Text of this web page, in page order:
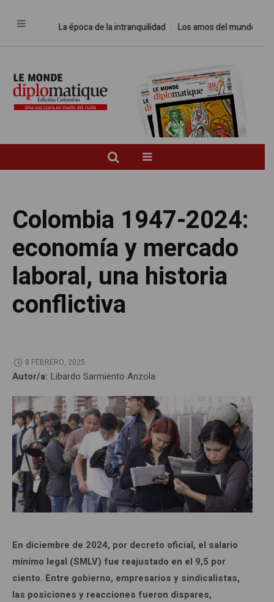
La época de la intranquilidad Los amos del mundo
Colombia 1947-2024:
economía y mercado
laboral, una historia
conflictiva
8 FEBRERO, 2025
Autor/a: Libardo Sarmiento Anzola
En diciembre de 2024, por decreto oficial, el salario
mínimo legal (SMLV) fue reajustado en el 9,5 por
ciento. Entre gobierno, empresarios y sindicalistas,
las posiciones y reacciones fueron dispares,